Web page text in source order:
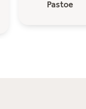
Pastoe